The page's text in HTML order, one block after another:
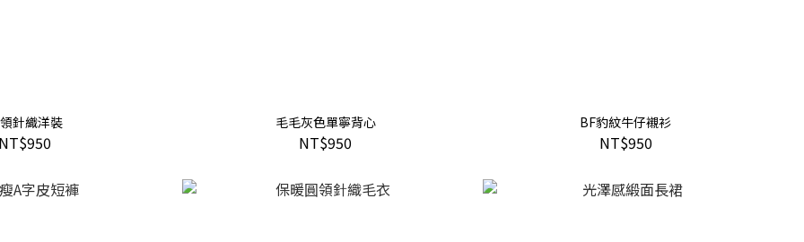
針織洋裝 毛毛灰色單寧背心
NT$950
BF豹紋牛仔襯衫
NT$950